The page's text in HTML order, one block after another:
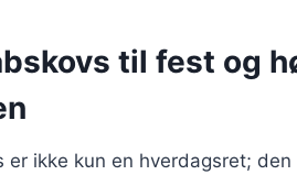
til fest og
er ikke kun en hverdagsret;